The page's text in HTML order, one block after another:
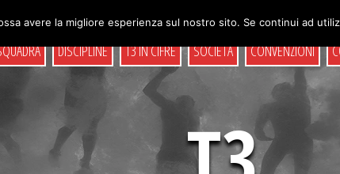
DISCIPLINE T3 IN CIFRE SOCIETÀ CONVENZIONI
avere la migliore esperienza sul nostro sito. Se continui ad